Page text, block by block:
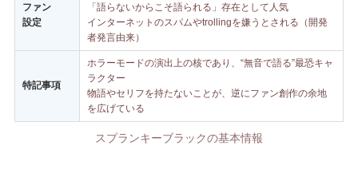
ファン
設定
「語らないからこそ語られる」存在として人気
インターネットのスパムやtrollingを嫌うとされる（開発
者発言由来）
特記事項
ホラーモードの演出上の核であり、“無音で語る”最恐キャ
ラクター
物語やセリフを持たないことが、逆にファン創作の余地
を広げている
スプランキーブラックの基本情報